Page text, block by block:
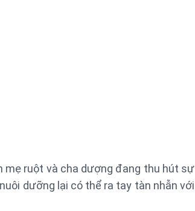
mẹ ruột và cha dượng đang thu hút sự
dưỡng lại có thể ra tay tàn nhẫn với